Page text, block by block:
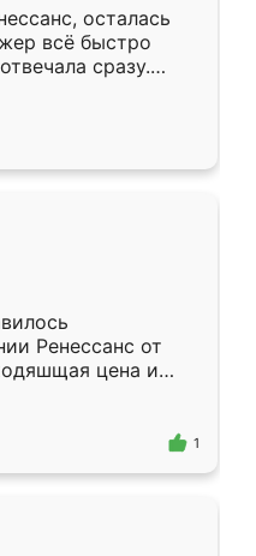
осталась
всё быстро
сразу.
подошёл к
Собрали
аккуратно, даже
Ренессанс от
цена и
Приехавший
самый
1